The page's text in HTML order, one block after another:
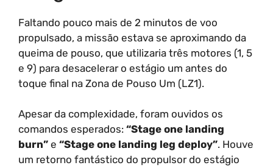
Faltando pouco mais de 2 minutos de voo
propulsado, a missão estava se aproximando da
queima de pouso, que utilizaria três motores (1, 5
e 9) para desacelerar o estágio um antes do
toque final na Zona de Pouso Um (LZ1).
Apesar da complexidade, foram ouvidos os
comandos esperados: “Stage one landing
burn” e “Stage one landing leg deploy”. Houve
um retorno fantástico do propulsor do estágio